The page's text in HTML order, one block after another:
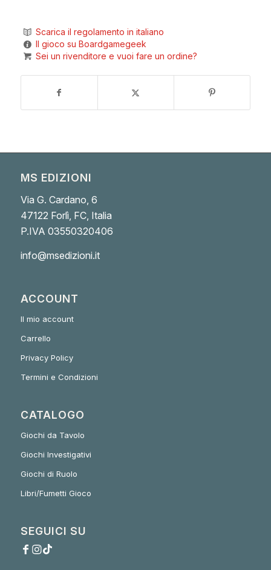
Scarica il regolamento in italiano
Il gioco su Boardgamegeek
Sei un rivenditore e vuoi fare un ordine?
MS EDIZIONI
Via G. Cardano, 6
47122 Forlì, FC, Italia
P.IVA 03550320406
info@msedizioni.it
ACCOUNT
Il mio account
Carrello
Privacy Policy
Termini e Condizioni
CATALOGO
Giochi da Tavolo
Giochi Investigativi
Giochi di Ruolo
Libri/Fumetti Gioco
SEGUICI SU